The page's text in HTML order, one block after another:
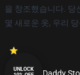
을 창조했습니다. 당
몇 새로운 옷, 우리
UNLOCK